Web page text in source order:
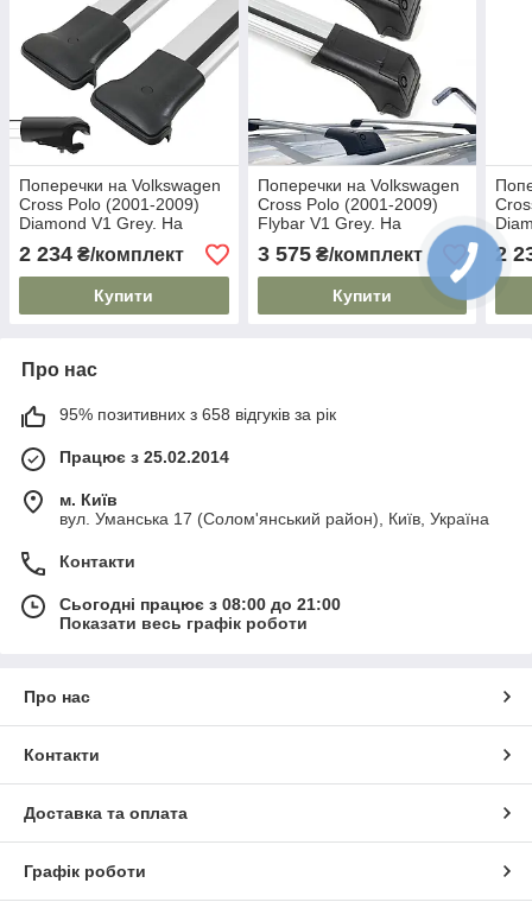
Поперечки на Volkswagen
Cross Polo (2001-2009)
Diamond V1 Grey. На
стандартні рейлінги. Без
замка. Сірі
2 234 ₴/комплект
Купити
Поперечки на Volkswagen
Cross Polo (2001-2009)
Flybar V1 Grey. На
стандартні рейлінги. Без
замка. Сірі
3 575₴/комплект
Купити
2
Про нас
95% позитивних з 658 відгуків за рік
Працює з 25.02.2014
м. Київ
вул. Уманська 17 (Солом'янський район), Київ, Україна
Контакти
Сьогодні працює з 08:00 до 21:00
Показати весь графік роботи
Про нас
Контакти
Доставка та оплата
Графік роботи